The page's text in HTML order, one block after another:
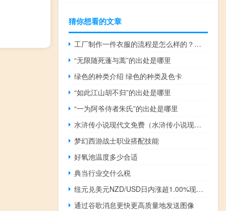
猜你想看的文章
工厂制作一件衣服的流程是怎么样的？如何设计爆款衣服？
“无限随死蓬与蒿”的出处是哪里
绿色的种类介绍 绿色的种类及色卡
“如此江山胡不归”的出处是哪里
“一为阿爷侍者朱氏”的出处是哪里
水浒传小说现代文免费（水浒传小说现代文版）
梦幻西游战士职业搭配技能
好氧池温度多少合适
典当行业交什么税
纽元兑美元NZD/USD日内涨超1.00%现报0.5970
通过谷歌消息更快更高质量地发送图像